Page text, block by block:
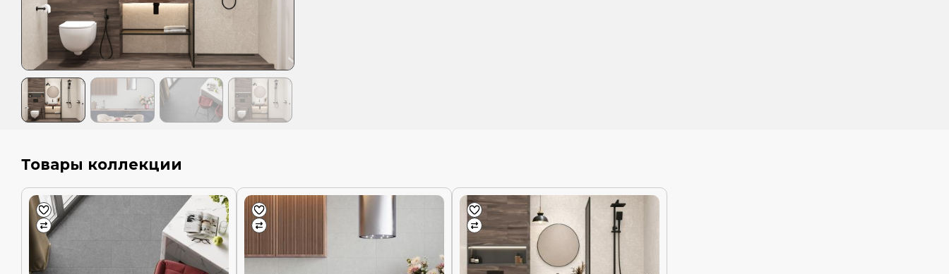
Товары коллекции